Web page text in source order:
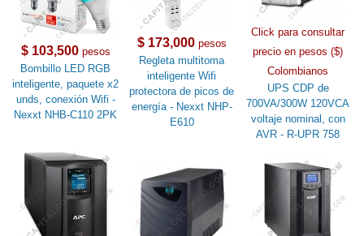
$ 103,500pesos
Bombillo LED RGB
inteligente, paquete x2
unds, conexión Wifi -
Nexxt NHB-C110 2PK
$ 173,000pesos
Regleta multitoma
inteligente Wifi
protectora de picos de
energía - Nexxt NHP-
E610
Click para consultar
precio en pesos ($)
Colombianos
UPS CDP de
700VA/300W 120VCA
voltaje nominal, con
AVR - R-UPR 758